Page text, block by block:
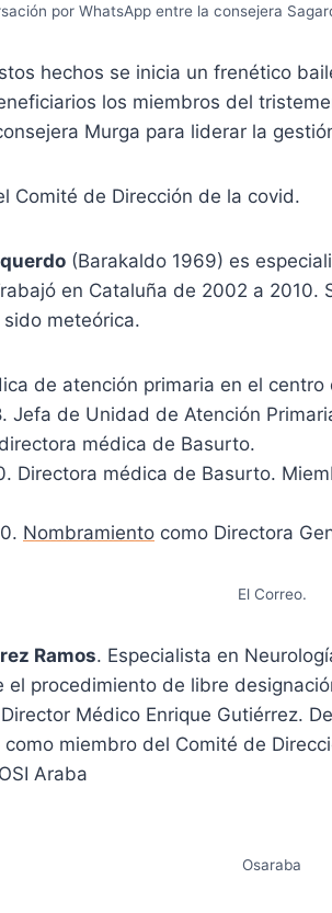
por WhatsApp entre la consejera
hechos se inicia un frenético
los miembros del
Murga para liderar la
(Barakaldo 1969) es
en Cataluña de 2002 a 2010.
meteórica.
de atención primaria en el
Jefa de Unidad de Atención
médica de Basurto.
Directora médica de Basurto.
Nombramiento como Directora
El Correo.
Ramos. Especialista en
el procedimiento de libre
Médico Enrique Gutiérrez.
miembro del Comité de
Araba
Osaraba